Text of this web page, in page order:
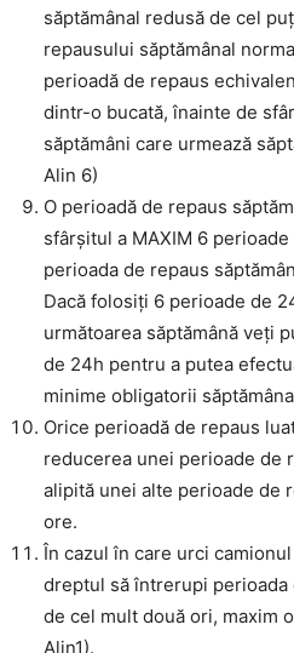
săptămânal redusă de cel
repausului săptămânal
perioadă de repaus
dintr-o bucată, înainte de
săptămâni care urmează
Alin 6)
O perioadă de repaus
sfârșitul a MAXIM 6
perioada de repaus
Dacă folosiți 6 perioade de
următoarea săptămână veți
de 24h pentru a putea
minime obligatorii
Orice perioadă de repaus
reducerea unei perioade de
alipită unei alte perioade de
ore.
În cazul în care urci
dreptul să întrerupi
de cel mult două ori, maxim
Alin1).